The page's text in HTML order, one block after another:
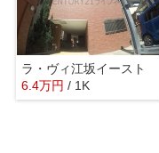
ラ・ヴィ江坂イースト
6.4万円 / 1K